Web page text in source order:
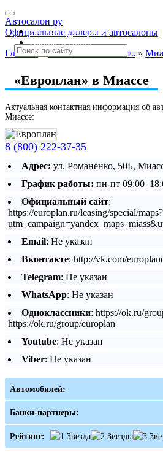
Автосалон ру
Официальные дилеры и автосалоны
Автосалоны Lada
Выбрать город
Главная » Челябинская область »
«Европлан» в Миассе
Актуальная контактная информация об
Миассе:
8 (800) 222-37-35
Адрес: ул. Романенко, 50Б,
График работы: пн-пт
Официальный сайт:
https://europlan.ru/leasing/special/maps?
Email: Не указан
Вконтакте: http://vk.com/
Telegram: Не указан
WhatsApp: Не указан
Одноклассники: https://ok.ru/
https://ok.ru/group/europlan
Youtube: Не указан
Viber: Не указан
Автомобилей:
Банки-партнеры:
Рейтинг: